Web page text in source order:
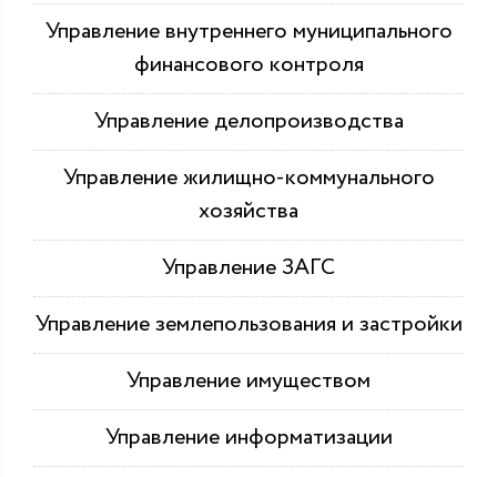
Управление внутреннего муниципального
финансового контроля
Управление делопроизводства
Управление жилищно-коммунального
хозяйства
Управление ЗАГС
Управление землепользования и застройки
Управление имуществом
Управление информатизации